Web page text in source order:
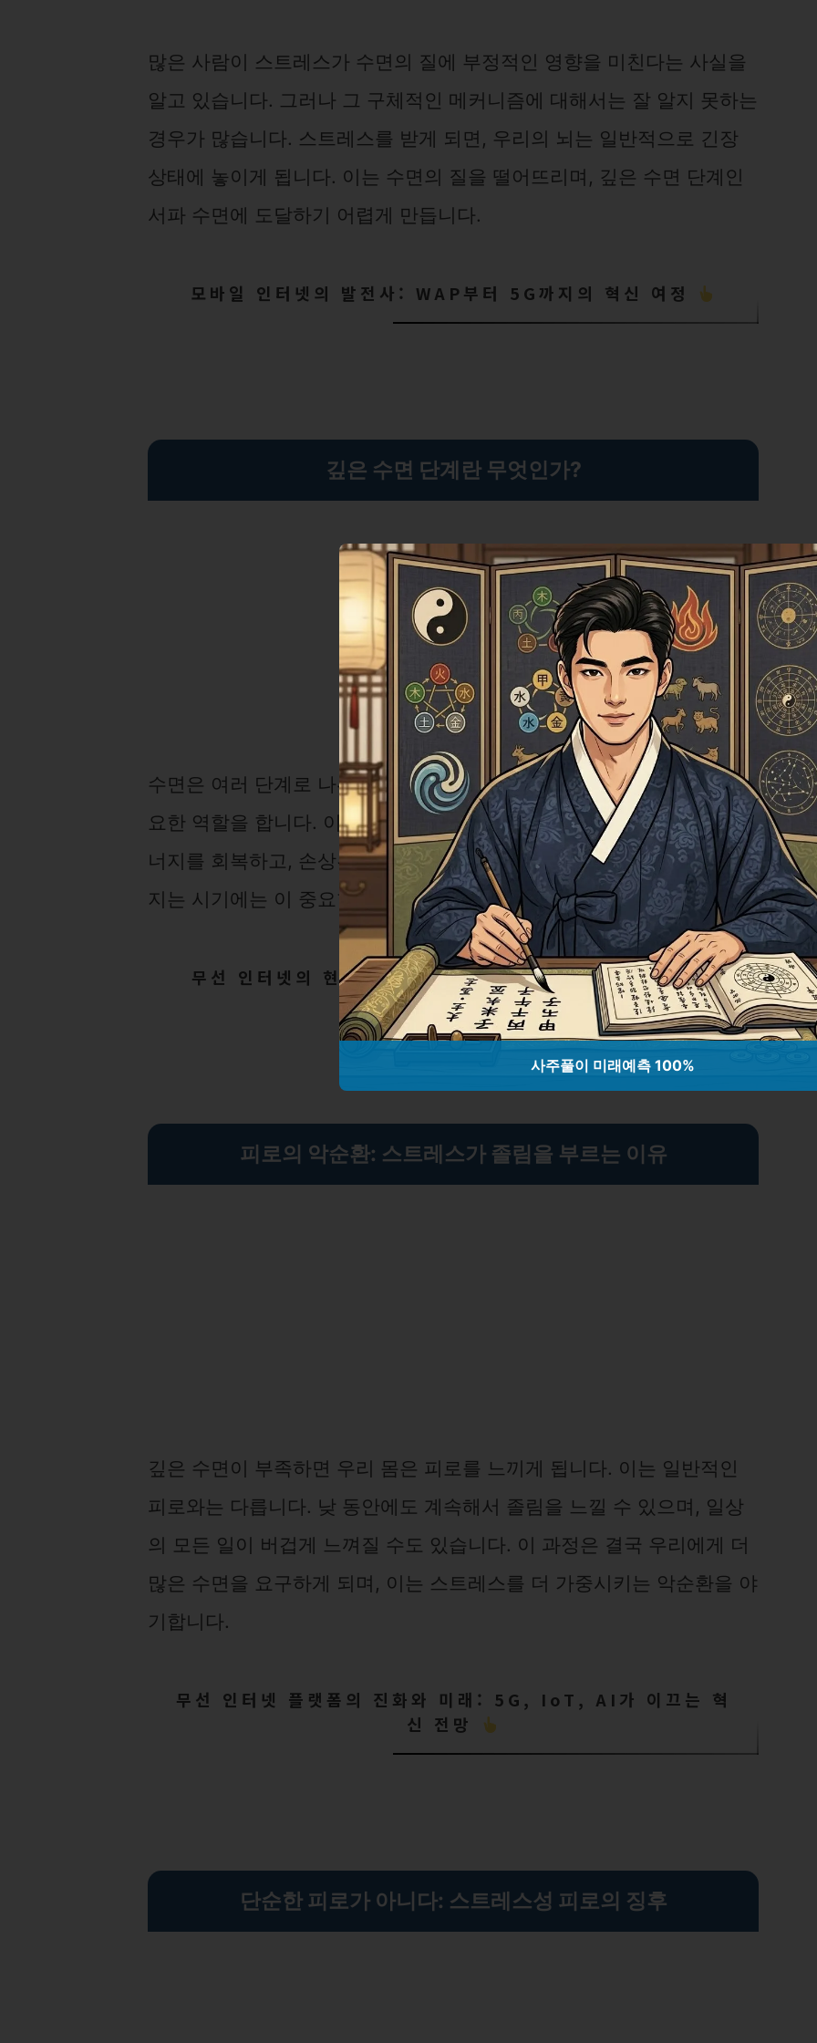
많은 사람이 스트레스가 수면의 질에 부정적인 영향을 미친다는 사실을
알고 있습니다. 그러나 그 구체적인 메커니즘에 대해서는 잘 알지 못하는
경우가 많습니다. 스트레스를 받게 되면, 우리의 뇌는 일반적으로 긴장
상태에 놓이게 됩니다. 이는 수면의 질을 떨어뜨리며, 깊은 수면 단계인
서파 수면에 도달하기 어렵게 만듭니다.
모바일 인터넷의 발전사: WAP부터 5G까지의 혁신 여정
깊은 수면 단계란 무엇인가?
수면은 여러 단계로 나뉘어지며, 그 중 깊은 수면 단계는 회복에 가장 중
요한 역할을 합니다. 이 단계에서 우리의 몸과 뇌는 가장 효율적으로 에
너지를 회복하고, 손상된 세포를 재생합니다. 그러나 스트레스가 이루어
지는 시기에는 이 중요한 단계가 제한되거나 짧아질 수 있습니다.
무선 인터넷의 현재와 미래: 혁신 기술과 보안 강화 전략
피로의 악순환: 스트레스가 졸림을 부르는 이유
깊은 수면이 부족하면 우리 몸은 피로를 느끼게 됩니다. 이는 일반적인
피로와는 다릅니다. 낮 동안에도 계속해서 졸림을 느낄 수 있으며, 일상
의 모든 일이 버겁게 느껴질 수도 있습니다. 이 과정은 결국 우리에게 더
많은 수면을 요구하게 되며, 이는 스트레스를 더 가중시키는 악순환을 야
기합니다.
무선 인터넷 플랫폼의 진화와 미래: 5G, IoT, AI가 이끄는 혁
신 전망
단순한 피로가 아니다: 스트레스성 피로의 징후
사주풀이 미래예측 100%